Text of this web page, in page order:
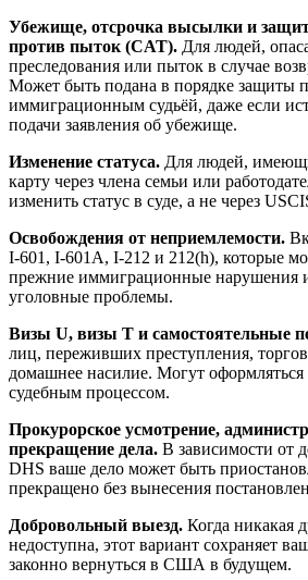
Убежище, отсрочка высылки и
против пыток (CAT). Для людей,
преследования или пыток в случае
Может быть подана в порядке защиты
иммиграционным судьёй, даже если
подачи заявления об убежище.
Изменение статуса. Для людей,
карту через члена семьи или
изменить статус в суде, а не через
Освобождения от неприемлемости.
I-601, I-601A, I-212 и 212(h), которые
прежние иммиграционные нарушения
уголовные проблемы.
Визы U, визы T и самостоятельные
лиц, переживших преступления,
домашнее насилие. Могут оформляться
судебным процессом.
Прокурорское усмотрение,
прекращение дела. В зависимости от
DHS ваше дело может быть
прекращено без вынесения
Добровольный выезд. Когда никакая
недоступна, этот вариант сохраняет
законно вернуться в США в будущем.